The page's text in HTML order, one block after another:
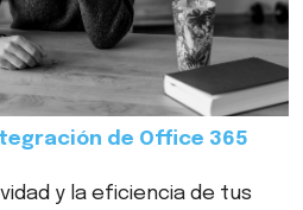
de Office 365
y la eficiencia de tus